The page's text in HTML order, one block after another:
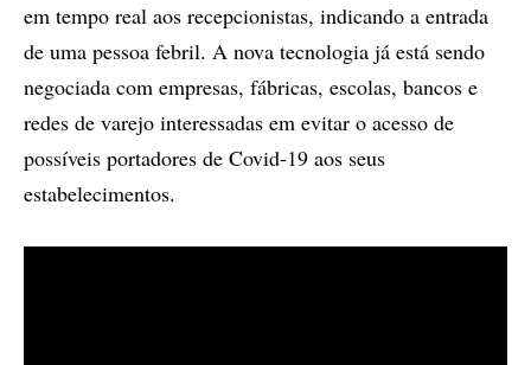
em tempo real aos recepcionistas, indicando a entrada
de uma pessoa febril. A nova tecnologia já está sendo
negociada com empresas, fábricas, escolas, bancos e
redes de varejo interessadas em evitar o acesso de
possíveis portadores de Covid-19 aos seus
estabelecimentos.